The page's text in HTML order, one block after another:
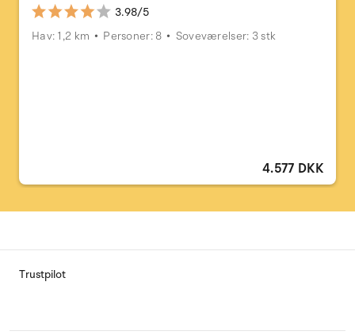
3.98/5
Hav: 1,2 km
Personer: 8 Soveværelser: 3 stk
4.577 DKK
Trustpilot